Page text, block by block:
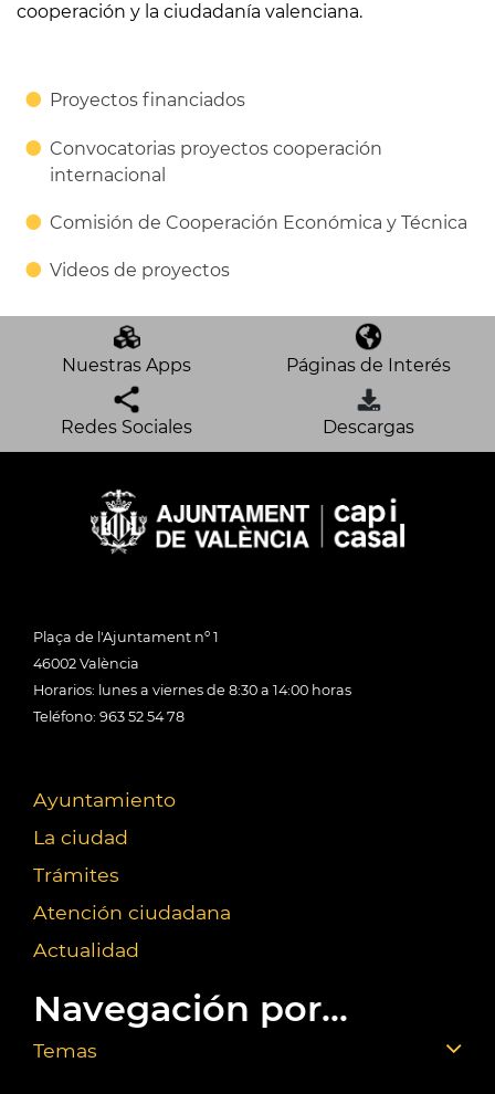
cooperación y la ciudadanía valenciana.
Proyectos financiados
Convocatorias proyectos cooperación
internacional
Comisión de Cooperación Económica y Técnica
Videos de proyectos
Nuestras Apps Páginas de Interés
Redes Sociales Descargas
Plaça de l'Ajuntament nº 1
46002 València
Horarios: lunes a viernes de 8:30 a 14:00 horas
Teléfono: 963 52 54 78
Ayuntamiento
La ciudad
Trámites
Atención ciudadana
Actualidad
Navegación por...
Temas